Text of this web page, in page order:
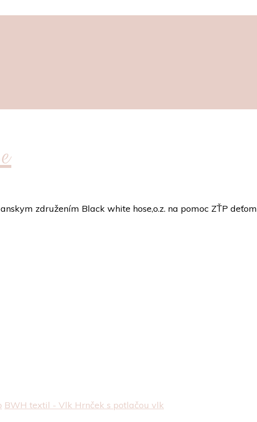
združením Black white hose,o.z. na pomoc ZŤP deťom
BWH textil - Vlk Hrnček s potlačou vlk